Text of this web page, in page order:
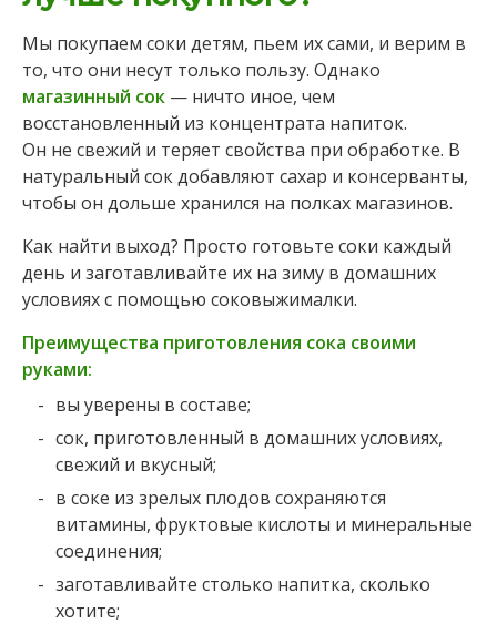
Мы покупаем соки детям, пьем их сами, и верим в
то, что они несут только пользу. Однако
магазинный сок — ничто иное, чем
восстановленный из концентрата напиток.
Он не свежий и теряет свойства при обработке. В
натуральный сок добавляют сахар и консерванты,
чтобы он дольше хранился на полках магазинов.
Как найти выход? Просто готовьте соки каждый
день и заготавливайте их на зиму в домашних
условиях с помощью соковыжималки.
Преимущества приготовления сока своими
руками:
вы уверены в составе;
сок, приготовленный в домашних условиях,
свежий и вкусный;
в соке из зрелых плодов сохраняются
витамины, фруктовые кислоты и минеральные
соединения;
заготавливайте столько напитка, сколько
хотите;